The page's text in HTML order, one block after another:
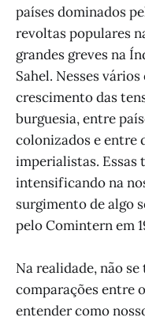
países dominados
revoltas populares
grandes greves na
Sahel. Nesses
crescimento das
burguesia, entre
colonizados e entre
imperialistas. Essas
intensificando na
surgimento de algo
pelo Comintern em
Na realidade, não
comparações entre
entender como